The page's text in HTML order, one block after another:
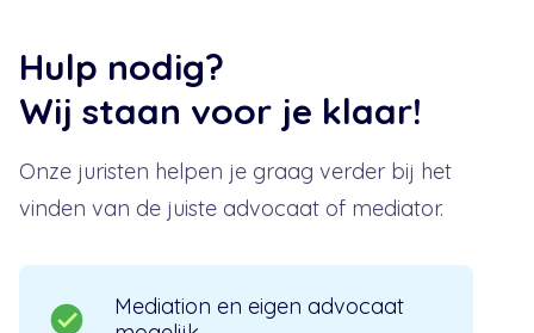
Hulp nodig?
Wij staan voor je klaar!
Onze juristen helpen je graag verder bij het
vinden van de juiste advocaat of mediator.
Mediation en eigen advocaat